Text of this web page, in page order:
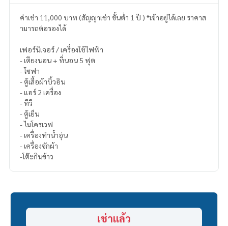
ค่าเช่า 11,000 บาท (สัญญาเช่า ขั้นต่ำ 1 ปี ) *เข้าอยู่ได้เลย ราคาส
ามารถต่อรองได้
เฟอร์นิเจอร์ / เครื่องใช้ไฟฟ้า
- เตียงนอน + ที่นอน 5 ฟุต
- โซฟา
- ตู้เสื้อผ้าบิ้วอิน
- แอร์ 2 เครื่อง
- ทีวี
- ตู้เย็น
- ไมโครเวฟ
- เครื่องทำน้ำอุ่น
- เครื่องซักผ้า
-โต๊ะกินข้าว
เช่าแล้ว